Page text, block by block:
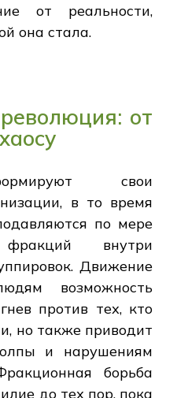
от реальности,
она стала.
от
свои
в то время
по мере
фракций внутри
Движение
возможность
против тех, кто
но также приводит
и нарушениям
борьба
до тех пор, пока